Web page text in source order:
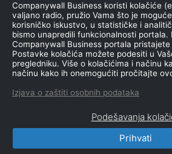
ROČIŠTA
NEMA SUDSKIH
CompanyWall Business © 2026
korišćenja | Izjava
Companywall Business koristi kolačiće
valjano radio, pružio Vama što je
korisničko iskustvo, u statističke i
bismo unapredili funkcionalnosti portala.
Companywall Business portala
Postavke kolačića možete podesiti u
pregledniku. Više o kolačićima i načinu
načinu kako ih onemogućiti pročitajte
Izjava o zaštiti osobnih podataka
Podešavanja
Prihvati